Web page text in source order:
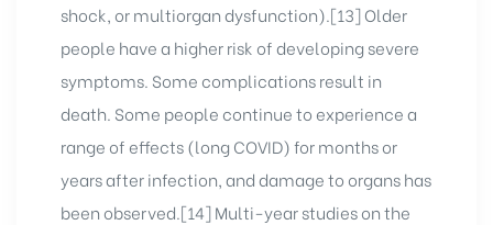
shock, or multiorgan dysfunction).[13] Older
people have a higher risk of developing severe
symptoms. Some complications result in
death. Some people continue to experience a
range of effects (long COVID) for months or
years after infection, and damage to organs has
been observed.[14] Multi-year studies on the